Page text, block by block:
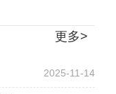
更多>
2025-11-14